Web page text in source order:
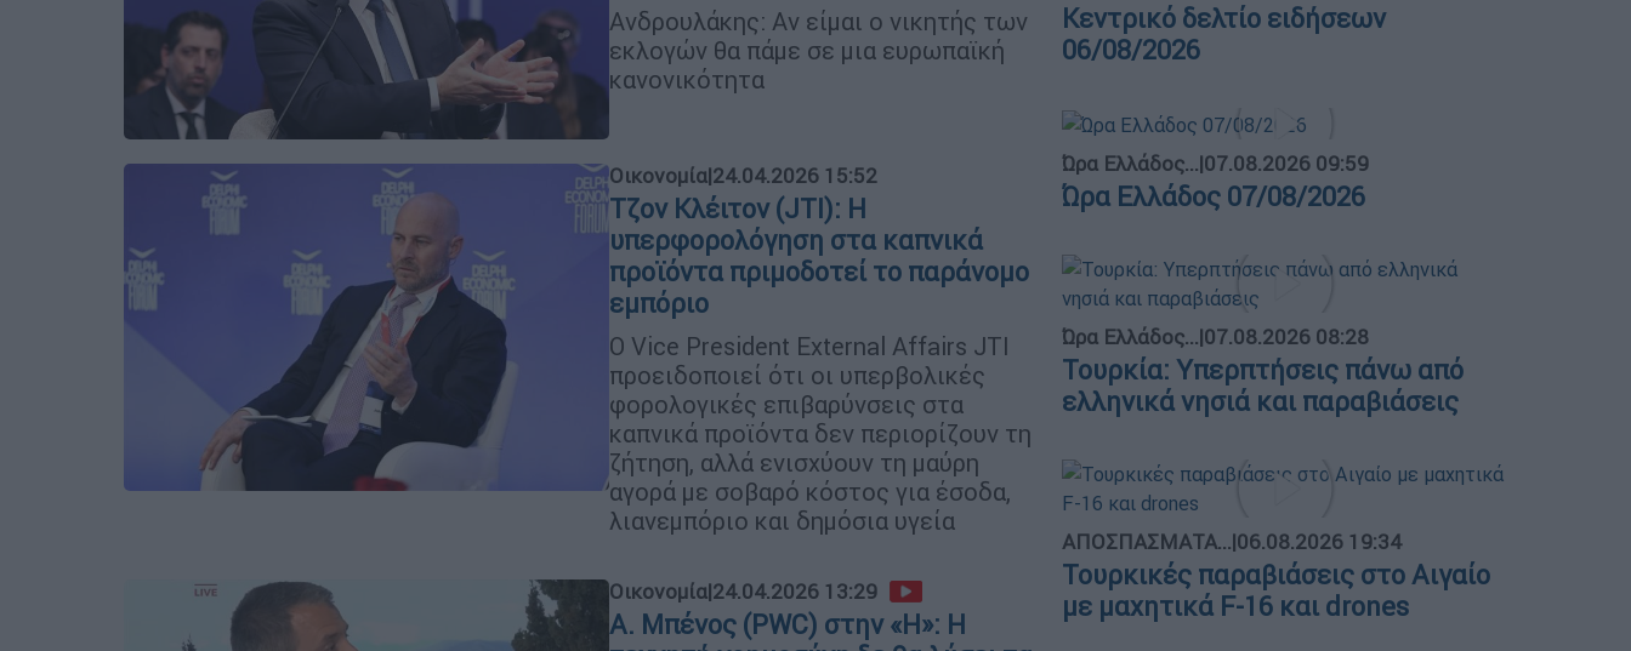
Ανδρουλάκης: Αν είμαι ο νικητής των
εκλογών θα πάμε σε μια ευρωπαϊκή
κανονικότητα
Οικονομία|24.04.2026 15:52
Τζον Κλέιτον (JTI): Η
υπερφορολόγηση στα καπνικά
προϊόντα πριμοδοτεί το παράνομο
εμπόριο
Ο Vice President External Affairs JTI
προειδοποιεί ότι οι υπερβολικές
φορολογικές επιβαρύνσεις στα
καπνικά προϊόντα δεν περιορίζουν τη
ζήτηση, αλλά ενισχύουν τη μαύρη
αγορά με σοβαρό κόστος για έσοδα,
λιανεμπόριο και δημόσια υγεία
Οικονομία|24.04.2026 13:29
Α. Μπένος (PWC) στην «Η»: Η
Κεντρικό δελτίο ειδήσεων
06/08/2026
Ώρα Ελλάδος...|07.08.2026 09:59
Ώρα Ελλάδος 07/08/2026
Ώρα Ελλάδος...|07.08.2026 08:28
Τουρκία: Υπερπτήσεις πάνω από
ελληνικά νησιά και παραβιάσεις
ΑΠΟΣΠΑΣΜΑΤΑ...|06.08.2026 19:34
Τουρκικές παραβιάσεις στο Αιγαίο
με μαχητικά F-16 και drones